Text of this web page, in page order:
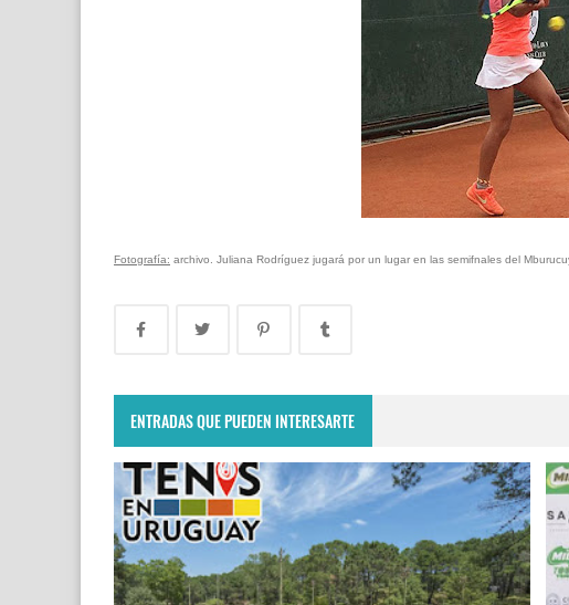
Fotografía: archivo. Juliana Rodríguez jugará por un lugar en las semifnales del
ENTRADAS QUE PUEDEN INTERESARTE